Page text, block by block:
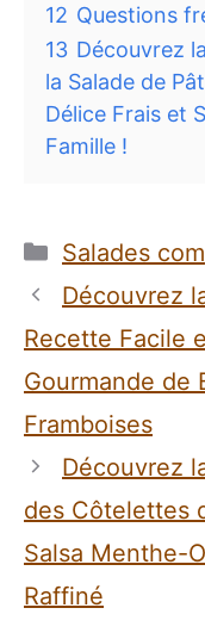
12 Questions
13 Découvrez
la Salade de
Délice Frais et
Famille !
Catégories
Salades
Découvrez
Recette Facile
Gourmande de
Framboises
Découvrez
des Côtelettes
Salsa Menthe-
Raffiné